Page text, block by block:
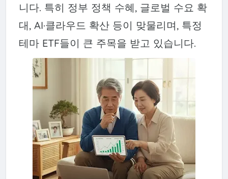
니다. 특히 정부 정책 수혜, 글로벌 수요 확
대, AI·클라우드 확산 등이 맞물리며, 특정
테마 ETF들이 큰 주목을 받고 있습니다.